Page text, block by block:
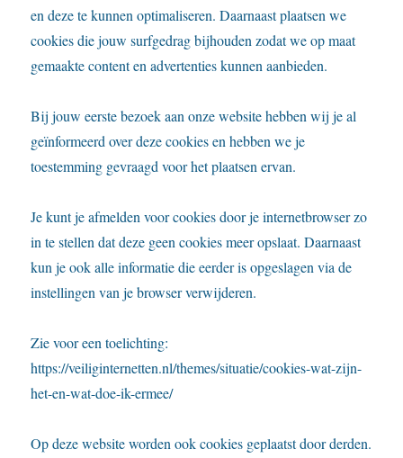
en deze te kunnen optimaliseren. Daarnaast plaatsen we
cookies die jouw surfgedrag bijhouden zodat we op maat
gemaakte content en advertenties kunnen aanbieden.
Bij jouw eerste bezoek aan onze website hebben wij je al
geïnformeerd over deze cookies en hebben we je
toestemming gevraagd voor het plaatsen ervan.
Je kunt je afmelden voor cookies door je internetbrowser zo
in te stellen dat deze geen cookies meer opslaat. Daarnaast
kun je ook alle informatie die eerder is opgeslagen via de
instellingen van je browser verwijderen.
Zie voor een toelichting:
https://veiliginternetten.nl/themes/situatie/cookies-wat-zijn-
het-en-wat-doe-ik-ermee/
Op deze website worden ook cookies geplaatst door derden.